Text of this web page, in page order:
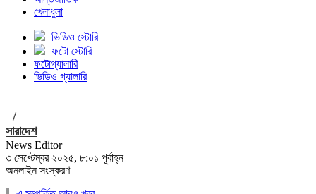
খেলাধুলা
ভিডিও স্টোরি
ফটো স্টোরি
ফটোগ্যালারি
ভিডিও গ্যালারি
/
সারাদেশ
News Editor
৩ সেপ্টেম্বর ২০২৫, ৮:০১ পূর্বাহ্ন
অনলাইন সংস্করণ